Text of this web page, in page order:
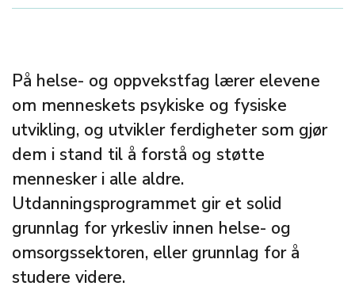
På helse- og oppvekstfag lærer elevene
om menneskets psykiske og fysiske
utvikling, og utvikler ferdigheter som gjør
dem i stand til å forstå og støtte
mennesker i alle aldre.
Utdanningsprogrammet gir et solid
grunnlag for yrkesliv innen helse- og
omsorgssektoren, eller grunnlag for å
studere videre.